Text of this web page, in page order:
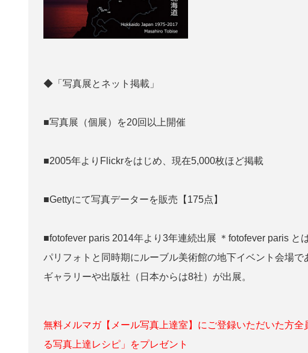
◆「写真展とネット掲載」
■写真展（個展）を20回以上開催
■2005年よりFlickrをはじめ、現在5,000枚ほど掲載
■Gettyにて写真データーを販売【175点】
■fotofever paris 2014年より3年連続出展 ＊fotofever paris
パリフォトと同時期にルーブル美術館の地下イベント会場
ギャラリーや出版社（日本からは8社）が出展。
無料メルマガ【メール写真上達室】にご登録いただいた方
る写真上達レシピ」をプレゼント